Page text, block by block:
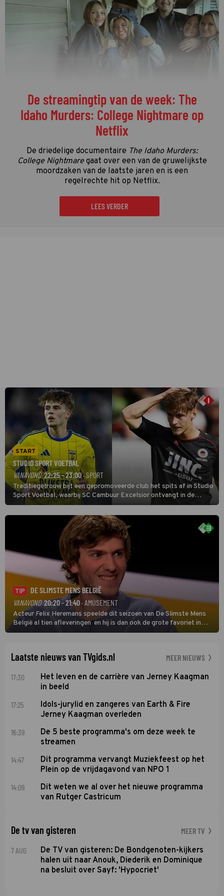
De streamingtip van de week: The
Idaho Murders: College Nightmare op
Netflix
De driedelige documentaire The Idaho Murders:
College Nightmaregaat over een van de gruwelijkste
moordzaken van de laatste jaren en is een
regelrechte hit op Netflix.
LEES VERDER
START
STUDIO SPORT VOETBAL
VANAVOND 22:25 - 23:00· SPORT
Traditiegetrouw bijt een gepromoveerde club het spits af in Studio
Sport Voetbal, waarbij SC Cambuur Excelsior ontvangt in de
eerste wedstrijd van het nieuwe Eredivisieseizoen. De nieuwe
oefenmeester is Johan Plat en hij wil aanvallend voetballen.
TIP
DE SLIMSTE MENS BELGIË
VANAVOND 20:20 - 21:40· AMUSEMENT
Acteur Felix Heremans speelde dit seizoen van De Slimste Mens
België al tien afleveringen en hij is dan ook de grote favoriet in
deze seizoensfinale. En er is Nederlandse inbreng, want komiek
Laatste nieuws van TVgids.nl MEER NIEUWS
17:30
Het leven en de carrière van Jerney Kaagman
in beeld
17:25
Idols-jurylid en zangeres van Earth & Fire
Jerney Kaagman overleden
16:39
De 5 beste programma's om deze week te
streamen
14:47
Dit programma vervangt Muziekfeest op het
Plein op de vrijdagavond van NPO 1
14:09
Dit weten we al over het nieuwe programma
van Rutger Castricum
De tv van gisteren MEER TV
7 AUG
De TV van gisteren: De Bondgenoten-kijkers
halen uit naar Anouk, Diederik en Dominique
na besluit over Sayf: 'Hypocriet'